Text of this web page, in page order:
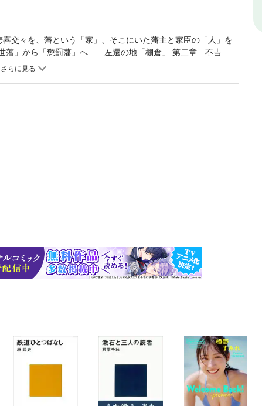
交々を、藩という「家」、そこにいた藩主と家臣の「人」を
藩」から「懲罰藩」へ——左遷の地「棚倉」 第二章 不吉 殿
赤穂浪士は作州浪士——津山藩森家 第四章 自害 「首な